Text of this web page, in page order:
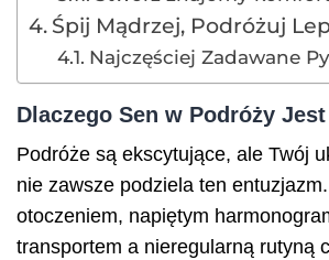
Śpij Mądrzej, Podróżuj
Najczęściej Zadawane
Dlaczego Sen w Podróży
Podróże są ekscytujące, ale Twój
nie zawsze podziela ten
otoczeniem, napiętym
transportem a nieregularną rutyną